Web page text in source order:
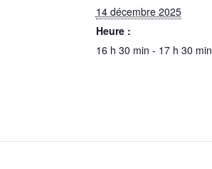
14 décembre 2025
Heure :
16 h 30 min - 17 h 30 min